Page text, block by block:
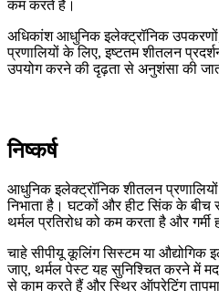
कम करते हैं।
अधिकांश आधुनिक इलेक्ट्रॉनिक
प्रणालियों के लिए, इष्टतम शीतलन
उपयोग करने की दृढ़ता से अनुशंसा की
निष्कर्ष
आधुनिक इलेक्ट्रॉनिक शीतलन प्रणालियों
निभाता है। घटकों और हीट सिंक के बीच
थर्मल प्रतिरोध को कम करता है और गर्मी
चाहे सीपीयू कूलिंग सिस्टम या औद्योगिक
जाए, थर्मल पेस्ट यह सुनिश्चित करने में
से काम करते हैं और स्थिर ऑपरेटिंग